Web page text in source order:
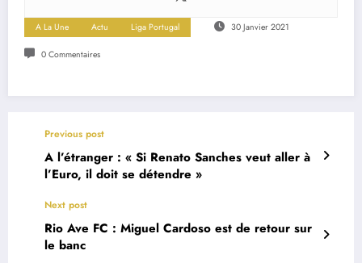
A La Une Actu Liga Portugal 30 Janvier 2021
0 Commentaires
Previous post
A l’étranger : « Si Renato Sanches veut aller à
l’Euro, il doit se détendre »
Next post
Rio Ave FC : Miguel Cardoso est de retour sur
le banc